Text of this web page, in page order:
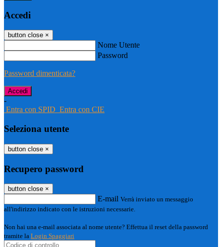
Accedi
button close ×
Nome Utente
Password
Password dimenticata?
-
Entra con SPID Entra con CIE
Seleziona utente
button close ×
Recupero password
button close ×
E-mail Verrà inviato un messaggio
all'indirizzo indicato con le istruzioni necessarie.
Non hai una e-mail associata al nome utente? Effettua il reset della password
tramite la Login Spaggiari